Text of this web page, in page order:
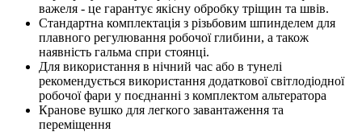
важеля - це гарантує якісну обробку тріщин та швів.
Стандартна комплектація з різьбовим шпинделем для
плавного регулювання робочої глибини, а також
наявність гальма спри стоянці.
Для використання в нічний час або в тунелі
рекомендується використання додаткової світлодіодної
робочої фари у поєднанні з комплектом альтератора
Кранове вушко для легкого завантаження та
переміщення